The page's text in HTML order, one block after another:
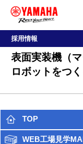
採用情報
表面実装機（
ロボットをつ
TOP
WEB工場見学